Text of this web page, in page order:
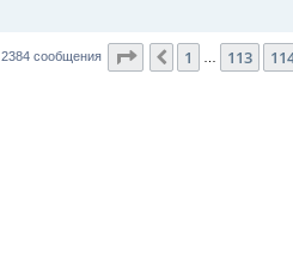
2384 сообщения Страница 115из
Пред.
1 113